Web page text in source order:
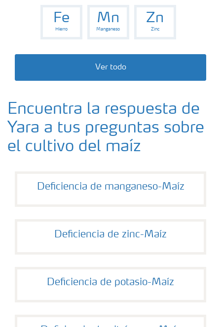
Fe
Hierro
Mn
Manganeso
Zn
Zinc
Ver todo
Encuentra la respuesta de
Yara a tus preguntas sobre
el cultivo del maíz
Deficiencia de manganeso-Maíz
Deficiencia de zinc-Maíz
Deficiencia de potasio-Maíz